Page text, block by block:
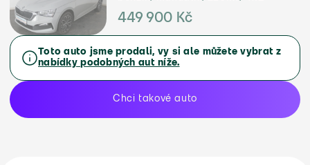
449 900 Kč
Toto auto jsme prodali, vy si ale můžete vybrat z
nabídky podobných aut níže.
Chci takové auto